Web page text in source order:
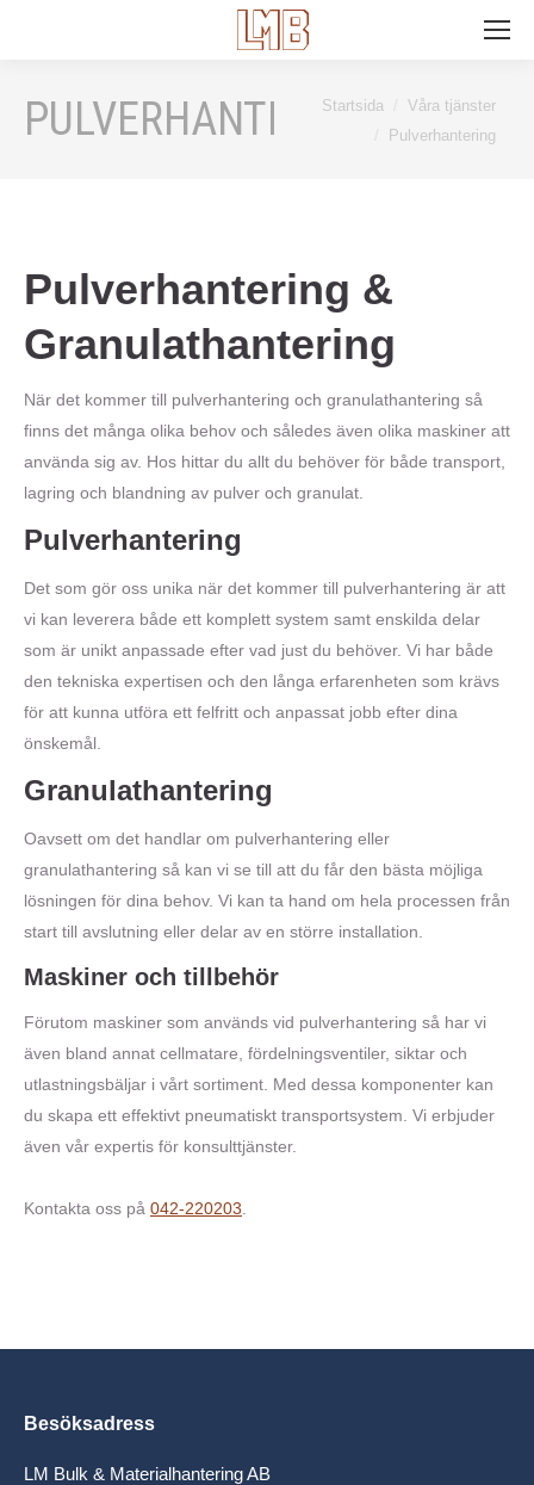
PULVERHANTERING
Du är här:Startsida
Våra tjänster
Pulverhantering
Pulverhantering &
Granulathantering
När det kommer till pulverhantering och granulathantering så
finns det många olika behov och således även olika maskiner att
använda sig av. Hos hittar du allt du behöver för både transport,
lagring och blandning av pulver och granulat.
Pulverhantering
Det som gör oss unika när det kommer till pulverhantering är att
vi kan leverera både ett komplett system samt enskilda delar
som är unikt anpassade efter vad just du behöver. Vi har både
den tekniska expertisen och den långa erfarenheten som krävs
för att kunna utföra ett felfritt och anpassat jobb efter dina
önskemål.
Granulathantering
Oavsett om det handlar om pulverhantering eller
granulathantering så kan vi se till att du får den bästa möjliga
lösningen för dina behov. Vi kan ta hand om hela processen från
start till avslutning eller delar av en större installation.​
Maskiner och tillbehör
Förutom maskiner som används vid pulverhantering så har vi
även bland annat cellmatare, fördelningsventiler, siktar och
utlastningsbäljar i vårt sortiment. Med dessa komponenter kan
du skapa ett effektivt pneumatiskt transportsystem. Vi erbjuder
även vår expertis för konsulttjänster.
​Kontakta oss på 042-220203
Besöksadress
LM Bulk & Materialhantering AB